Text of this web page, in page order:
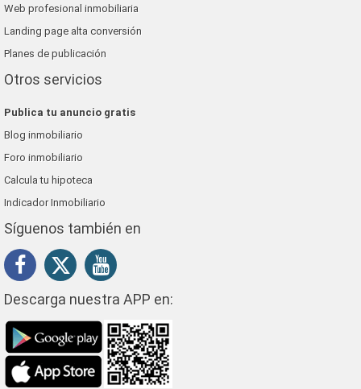
Web profesional inmobiliaria
Landing page alta conversión
Planes de publicación
Otros servicios
Publica tu anuncio gratis
Blog inmobiliario
Foro inmobiliario
Calcula tu hipoteca
Indicador Inmobiliario
Síguenos también en
Descarga nuestra APP en: